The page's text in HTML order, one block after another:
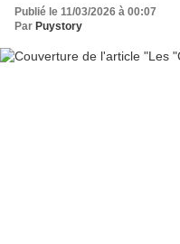
Publié le 11/03/2026 à 00:07
Par Puystory